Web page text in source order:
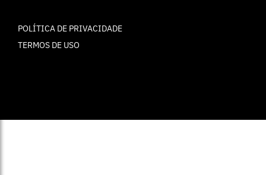
POLÍTICA DE PRIVACIDADE
TERMOS DE USO